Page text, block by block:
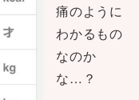
痛のように
わかるもの
なのか
な…？